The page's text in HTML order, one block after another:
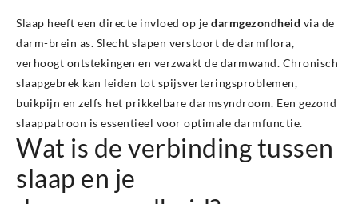
Slaap heeft een directe invloed op je darmgezondheid via de
darm-brein as. Slecht slapen verstoort de darmflora,
verhoogt ontstekingen en verzwakt de darmwand. Chronisch
slaapgebrek kan leiden tot spijsverteringsproblemen,
buikpijn en zelfs het prikkelbare darmsyndroom. Een gezond
slaappatroon is essentieel voor optimale darmfunctie.
Wat is de verbinding tussen
slaap en je